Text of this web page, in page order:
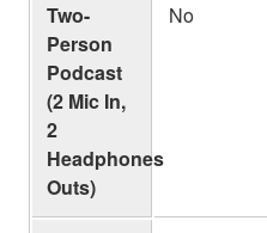
Two-
Person
Podcast
(2 Mic In,
2
Headphones
Outs)
No